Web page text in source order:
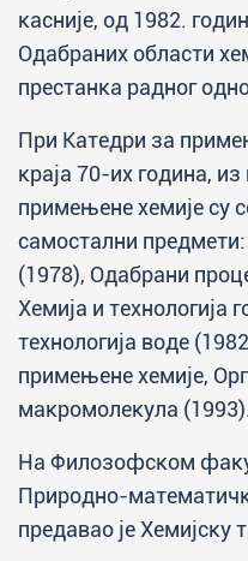
касније, од 1982.
Одабраних области
престанка радног
При Катедри за
краја 70-их година,
примењене хемије су
самостални
(1978), Одабрани
Хемија и технологија
технологија воде
примењене хемије,
макромолекула (1993).
На Филозофском
Природно-
предавао је Хемијску